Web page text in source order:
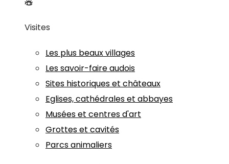
Visites
Les plus beaux villages
Les savoir-faire audois
Sites historiques et châteaux
Eglises, cathédrales et abbayes
Musées et centres d'art
Grottes et cavités
Parcs animaliers